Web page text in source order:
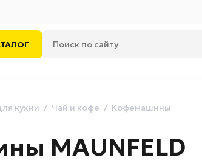
кухни Чай и кофе Кофемашины
MAUNFELD